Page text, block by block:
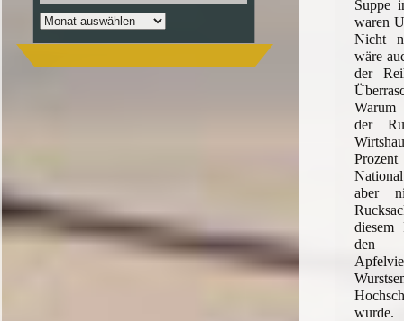
Suppe
waren
Nicht
wäre
der
Warum
der
aber
diesem
den
wurde.
Archiv